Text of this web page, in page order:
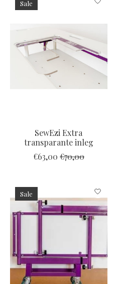
Sale
SewEzi Extra
transparante inleg
€63,00 €70,00
Sale